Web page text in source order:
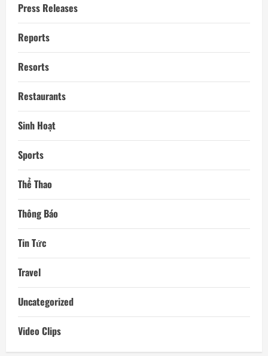
Press Releases
Reports
Resorts
Restaurants
Sinh Hoạt
Sports
Thể Thao
Thông Báo
Tin Tức
Travel
Uncategorized
Video Clips